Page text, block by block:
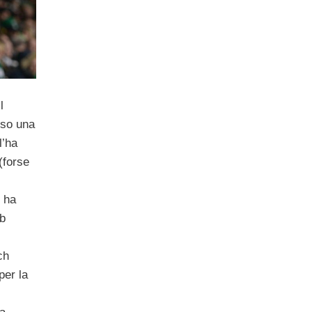
una
ha
la